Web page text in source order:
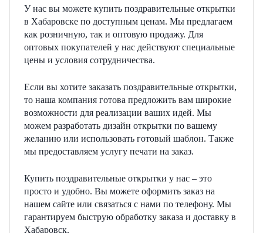
У нас вы можете купить поздравительные открытки
в Хабаровске по доступным ценам. Мы предлагаем
как розничную, так и оптовую продажу. Для
оптовых покупателей у нас действуют специальные
цены и условия сотрудничества.
Если вы хотите заказать поздравительные открытки,
то наша компания готова предложить вам широкие
возможности для реализации ваших идей. Мы
можем разработать дизайн открытки по вашему
желанию или использовать готовый шаблон. Также
мы предоставляем услугу печати на заказ.
Купить поздравительные открытки у нас – это
просто и удобно. Вы можете оформить заказ на
нашем сайте или связаться с нами по телефону. Мы
гарантируем быструю обработку заказа и доставку в
Хабаровск.